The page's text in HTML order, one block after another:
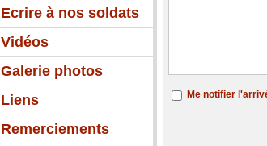
Ecrire à nos soldats
Vidéos
Galerie photos
Liens
Remerciements
Me notifier